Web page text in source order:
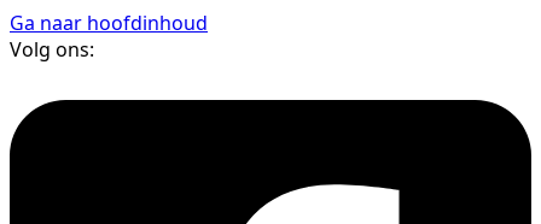
Ga naar hoofdinhoud
Volg ons: